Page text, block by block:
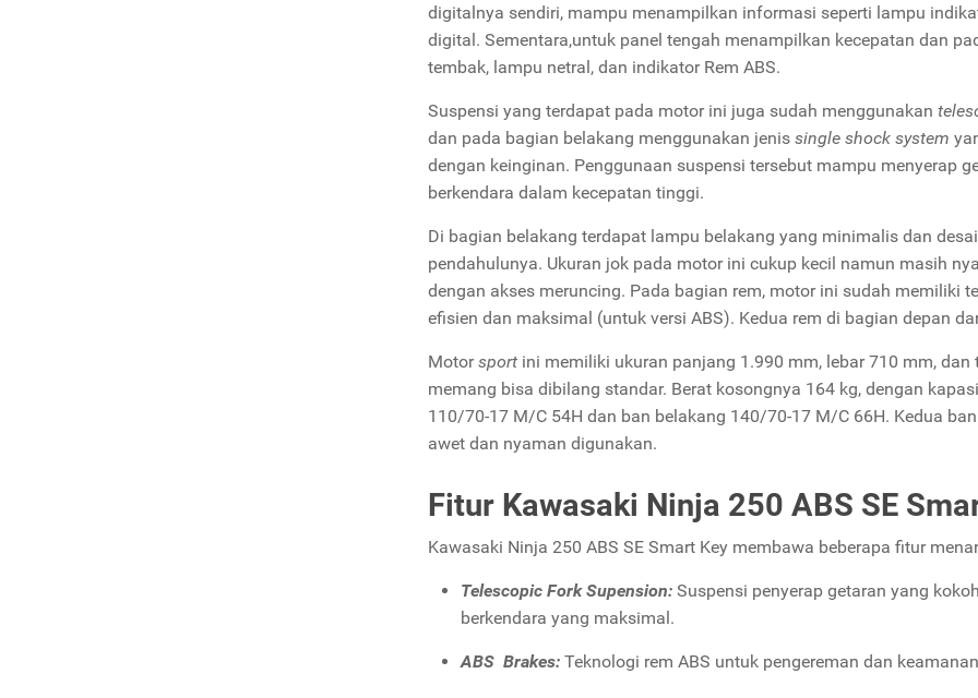
digitalnya sendiri, mampu menampilkan informasi seperti lampu
digital. Sementara,untuk panel tengah menampilkan kecepatan dan
tembak, lampu netral, dan indikator Rem ABS.
Suspensi yang terdapat pada motor ini juga sudah menggunakan
dan pada bagian belakang menggunakan jenis single shock system
dengan keinginan. Penggunaan suspensi tersebut mampu menyerap
berkendara dalam kecepatan tinggi.
Di bagian belakang terdapat lampu belakang yang minimalis dan
pendahulunya. Ukuran jok pada motor ini cukup kecil namun masih
dengan akses meruncing. Pada bagian rem, motor ini sudah memiliki
efisien dan maksimal (untuk versi ABS). Kedua rem di bagian depan
Motorsport ini memiliki ukuran panjang 1.990 mm, lebar 710 mm,
memang bisa dibilang standar. Berat kosongnya 164 kg, dengan
110/70-17 M/C 54H dan ban belakang 140/70-17 M/C 66H. Kedua
awet dan nyaman digunakan.
Fitur Kawasaki Ninja 250 ABS SE
Kawasaki Ninja 250 ABS SE Smart Key membawa beberapa fitur
Telescopic Fork Supension: Suspensi penyerap getaran yang
berkendara yang maksimal.
ABS Brakes: Teknologi rem ABS untuk pengereman dan